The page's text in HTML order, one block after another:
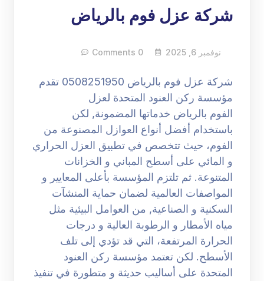
شركة عزل فوم بالرياض
نوفمبر 6, 2025 0 Comments
شركة عزل فوم بالرياض 0508251950 تقدم
مؤسسة ركن العنود المتحدة لعزل
الفوم بالرياض خدماتها المضمونة, لكن
باستخدام أفضل أنواع العوازل المصنوعة من
الفوم، حيث تتخصص في تطبيق العزل الحراري
و المائي على أسطح المباني و الخزانات
المتنوعة. ثم تلتزم المؤسسة بأعلى المعايير و
المواصفات العالمية لضمان حماية المنشآت
السكنية و الصناعية, من العوامل البيئية مثل
مياه الأمطار و الرطوبة العالية و درجات
الحرارة المرتفعة، التي قد تؤدي إلى تلف
الأسطح. لكن تعتمد مؤسسة ركن العنود
المتحدة على أساليب حديثة و متطورة في تنفيذ